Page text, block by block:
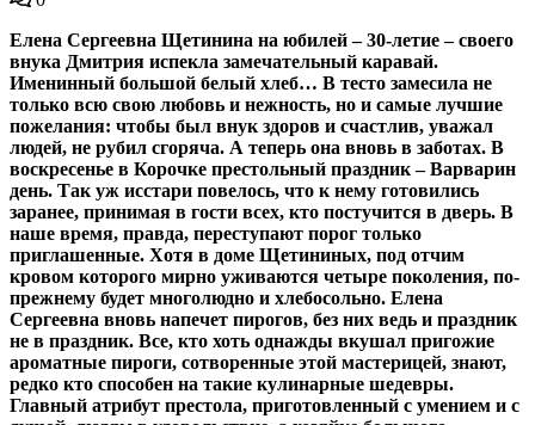
Елена Сергеевна Щетинина на юбилей – 30-летие – своего
внука Дмитрия испекла замечательный каравай.
Именинный большой белый хлеб… В тесто замесила не
только всю свою любовь и нежность, но и самые лучшие
пожелания: чтобы был внук здоров и счастлив, уважал
людей, не рубил сгоряча. А теперь она вновь в заботах. В
воскресенье в Корочке престольный праздник – Варварин
день. Так уж исстари повелось, что к нему готовились
заранее, принимая в гости всех, кто постучится в дверь. В
наше время, правда, переступают порог только
приглашенные. Хотя в доме Щетининых, под отчим
кровом которого мирно уживаются четыре поколения, по-
прежнему будет многолюдно и хлебосольно. Елена
Сергеевна вновь напечет пирогов, без них ведь и праздник
не в праздник. Все, кто хоть однажды вкушал пригожие
ароматные пироги, сотворенные этой мастерицей, знают,
редко кто способен на такие кулинарные шедевры.
Главный атрибут престола, приготовленный с умением и с